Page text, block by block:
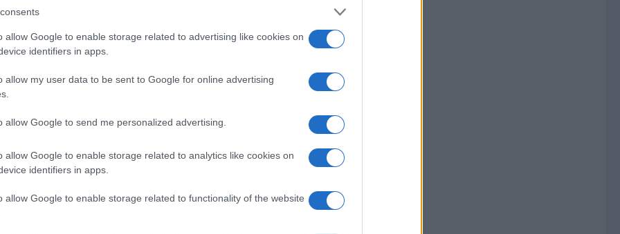
allow Google to enable storage related to advertising like cookies on
identifiers in apps.
allow my user data to be sent to Google for online advertising
allow Google to send me personalized advertising.
allow Google to enable storage related to analytics like cookies on
identifiers in apps.
allow Google to enable storage related to functionality of the website
comando, sono pronti a dire che “il
è perché “il popolo non la vuole”. Che
l’annessione alla Russia, è perché “è
e protetta dai soldati russi nelle urne. E
si fanno mai domande. Esattamente
viene riconfermato per la decima volta di
sia quella la vera democrazia. Mica
eletti dal popolo” e dove “comandano le
Ti spiegano che fino all’89 sarebbero